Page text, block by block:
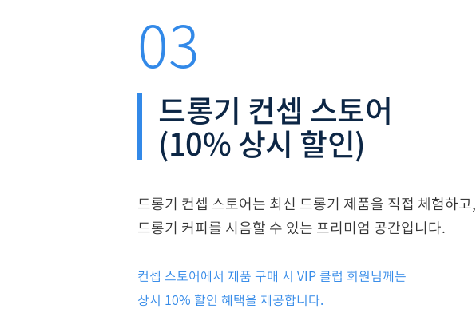
03
드롱기 컨셉 스토어
(10% 상시 할인)
드롱기 컨셉 스토어는 최신 드롱기 제품을 직접 체험하고,
드롱기 커피를 시음할 수 있는 프리미엄 공간입니다.
컨셉 스토어에서 제품 구매 시 VIP 클럽 회원님께는
상시 10% 할인 혜택을 제공합니다.